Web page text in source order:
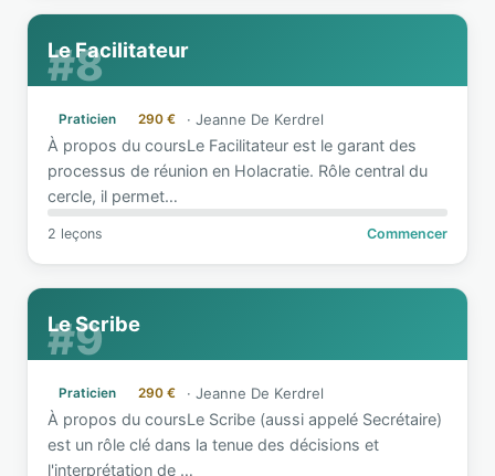
#8
Le Facilitateur
Praticien 290 € · Jeanne De Kerdrel
À propos du coursLe Facilitateur est le garant des
processus de réunion en Holacratie. Rôle central du
cercle, il permet…
2 leçons Commencer
#9
Le Scribe
Praticien 290 € · Jeanne De Kerdrel
À propos du coursLe Scribe (aussi appelé Secrétaire)
est un rôle clé dans la tenue des décisions et
l'interprétation de …